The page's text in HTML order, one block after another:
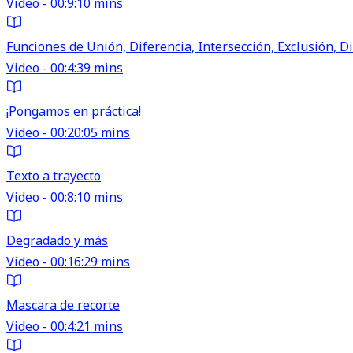
Funciones de Unión, Diferencia, Intersección, Exclusión,
Video - 00:4:39 mins
¡Pongamos en práctica!
Video - 00:20:05 mins
Texto a trayecto
Video - 00:8:10 mins
Degradado y más
Video - 00:16:29 mins
Mascara de recorte
Video - 00:4:21 mins